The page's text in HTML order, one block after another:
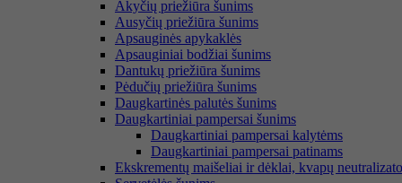
Akyčių priežiūra šunims
Ausyčių priežiūra šunims
Apsauginės apykaklės
Apsauginiai bodžiai šunims
Dantukų priežiūra šunims
Pėdučių priežiūra šunims
Daugkartinės palutės šunims
Daugkartiniai pampersai šunims
Daugkartiniai pampersai kalytėms
Daugkartiniai pampersai patinams
Ekskrementų maišeliai ir dėklai, kvapų